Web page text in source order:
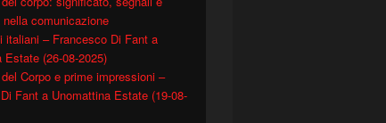
comunicazione
italiani – Francesco Di Fant a
Estate (26-08-2025)
Corpo e prime impressioni –
Fant a Unomattina Estate (19-08-